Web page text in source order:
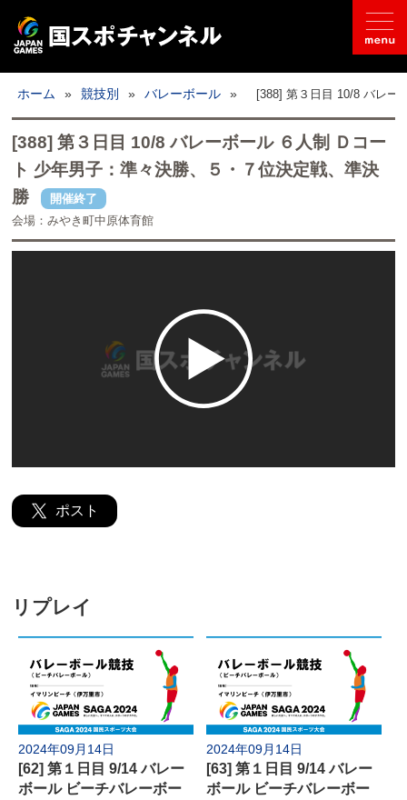
ライブ配信
日程
取材記事
公式SNS
推奨環境
ホーム » 競技別 » バレーボール » [388] 第３日目 10/8 バレー
[388] 第３日目 10/8 バレーボール ６人制 Ｄコー
ト 少年男子：準々決勝、５・７位決定戦、準決
勝
開催終了
会場：みやき町中原体育館
ポスト
リプレイ
2024年09月14日
[62] 第１日目 9/14 バレー
ボール ビーチバレーボー
2024年09月14日
[63] 第１日目 9/14 バレー
ボール ビーチバレーボー